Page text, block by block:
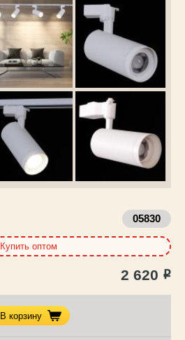
05830
Купить оптом
2 620 Р
В корзину